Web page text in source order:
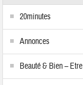
20minutes
Annonces
Beauté & Bien – Etre